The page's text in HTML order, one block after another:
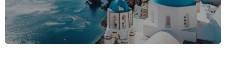
LIRE LA SUITE